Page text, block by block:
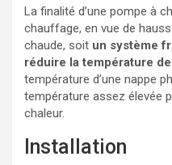
La finalité d’une pompe à
chauffage, en vue de
chaude, soit un système
réduire la température
température d’une nappe
température assez élevée
chaleur.
Installation